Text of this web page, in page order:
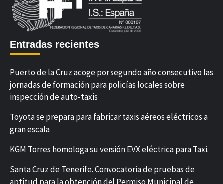
Entradas recientes
Puerto de la Cruz acoge por segundo año consecutivo las
jornadas de formación para policías locales sobre
inspección de auto-taxis
Toyota se prepara para fabricar taxis aéreos eléctricos a
gran escala
KGM Torres homologa su versión EVX eléctrica para Taxi.
Santa Cruz de Tenerife. Convocatoria de pruebas de
aptitud para la obtención del Permiso Municipal de